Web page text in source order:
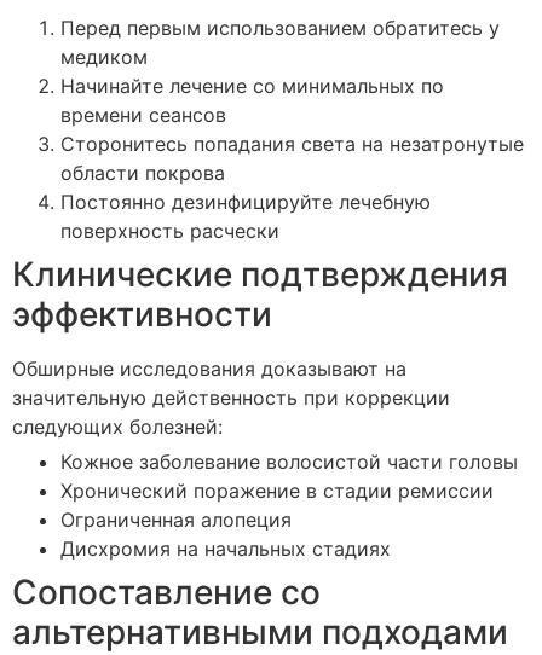
Перед первым использованием обратитесь у
медиком
Начинайте лечение со минимальных по
времени сеансов
Сторонитесь попадания света на незатронутые
области покрова
Постоянно дезинфицируйте лечебную
поверхность расчески
Клинические подтверждения
эффективности
Обширные исследования доказывают на
значительную действенность при коррекции
следующих болезней:
Кожное заболевание волосистой части головы
Хронический поражение в стадии ремиссии
Ограниченная алопеция
Дисхромия на начальных стадиях
Сопоставление со
альтернативными подходами